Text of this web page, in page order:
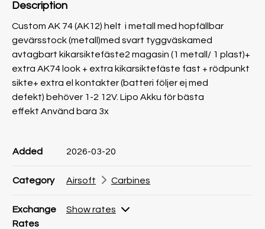
Description
Custom AK 74 (AK12) helt i metall med hopfällbar
gevärsstock (metall)med svart tyggväskamed
avtagbart kikarsiktefäste2 magasin (1 metall/ 1 plast)+
extra AK74 look + extra kikarsiktefäste fast + rödpunkt
sikte+ extra el kontakter (batteri följer ej med
defekt) behöver 1-2 12V. Lipo Akku för bästa
effekt Använd bara 3x
Added 2026-03-20
Category Airsoft Carbines
Exchange
Rates
Show rates